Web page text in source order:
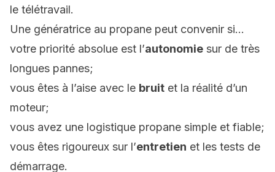
le télétravail.
Une génératrice au propane peut convenir si…
votre priorité absolue est l’autonomie sur de très
longues pannes;
vous êtes à l’aise avec le bruit et la réalité d’un
moteur;
vous avez une logistique propane simple et fiable;
vous êtes rigoureux sur l’entretien et les tests de
démarrage.